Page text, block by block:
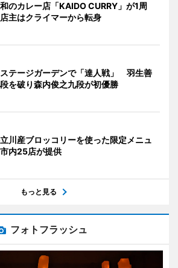
のカレー店「KAIDO CURRY」が1周
主はクライマーから転身
テージガーデンで「達人戦」 羽生善
を破り森内俊之九段が初優勝
川産ブロッコリーを使った限定メニュ
内25店が提供
もっと見る
フォトフラッシュ